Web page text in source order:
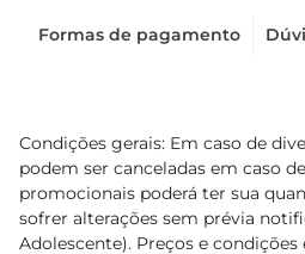
Formas de pagamento
Condições gerais: Em caso de
podem ser canceladas em caso
promocionais poderá ter sua
sofrer alterações sem prévia
Adolescente). Preços e condições